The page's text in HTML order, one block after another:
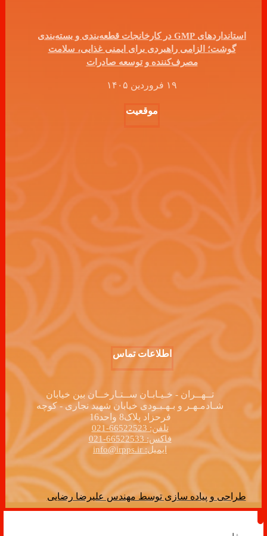
استانداردهای GMP در کارخانجات قطعه‌بندی و بسته‌بندی
گوشت؛ الزامی راهبردی برای ایمنی غذایی، سلامت
مصرف‌کننده و توسعه صادرات
۱۹ فروردین ۱۴۰۵
موقعیت
اطلاعات تماس
تــهــران - خـیـابـان ســتـارخــان بین خیابان
شـادمـهـر و بـهـبـودی خیابان شهید نجاری - کوچه
فرحزاد پلاک8 واحد16
تلفن: 66522523-021
فاکس: 66522533-021
ایمیل: info@irpps.ir
طراحی و پیاده سازی توسط مهندس علیرضا رضایی